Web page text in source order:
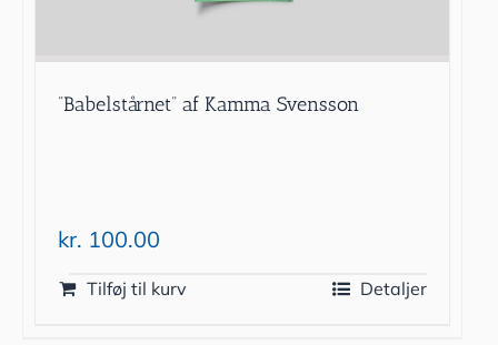
”Babelstårnet” af Kamma Svensson
kr. 100.00
Tilføj til kurv Detaljer